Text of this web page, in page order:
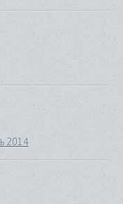
2014